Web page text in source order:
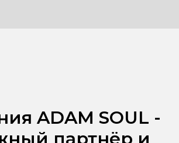
ADAM SOUL -
партнёр и